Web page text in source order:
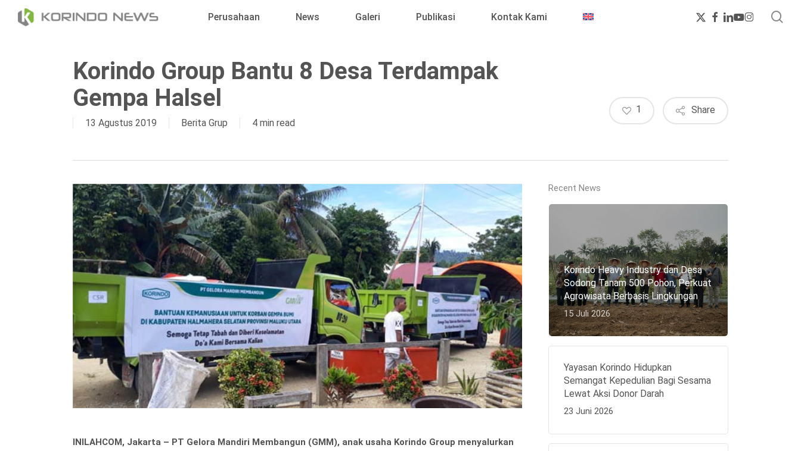
Perusahaan News Galeri Publikasi Kontak Kami
x-
twitter
facebook
linkedin
youtube
instagram
Korindo Group Bantu 8 Desa Terdampak
Gempa Halsel
13 Agustus 2019 Berita Grup 4 min read
Share
1
INILAHCOM, Jakarta – PT Gelora Mandiri Membangun (GMM), anak usaha Korindo Group menyalurkan
Recent News
Korindo Heavy Industry dan Desa
Sodong Tanam 500 Pohon, Perkuat
Agrowisata Berbasis Lingkungan
15 Juli 2026
Yayasan Korindo Hidupkan
Semangat Kepedulian Bagi Sesama
Lewat Aksi Donor Darah
23 Juni 2026